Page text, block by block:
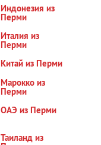
Индонезия из
Перми
Италия из
Перми
Китай из Перми
Марокко из
Перми
ОАЭ из Перми
Таиланд из